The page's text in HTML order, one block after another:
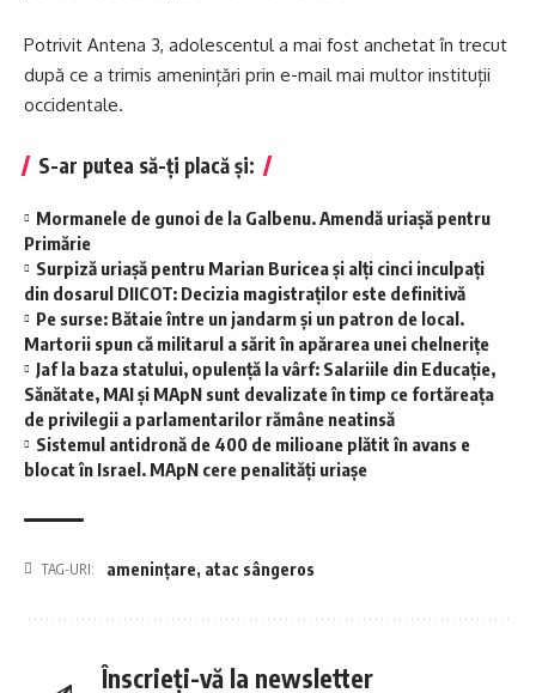
Potrivit Antena 3, adolescentul a mai fost anchetat în trecut
după ce a trimis amenințări prin e-mail mai multor instituții
occidentale.
S-ar putea să-ți placă și:
Mormanele de gunoi de la Galbenu. Amendă uriașă pentru
Primărie
Surpiză uriașă pentru Marian Buricea și alți cinci inculpați
din dosarul DIICOT: Decizia magistraților este definitivă
Pe surse: Bătaie între un jandarm și un patron de local.
Martorii spun că militarul a sărit în apărarea unei chelnerițe
Jaf la baza statului, opulență la vârf: Salariile din Educație,
Sănătate, MAI și MApN sunt devalizate în timp ce fortăreața
de privilegii a parlamentarilor rămâne neatinsă
Sistemul antidronă de 400 de milioane plătit în avans e
blocat în Israel. MApN cere penalități uriașe
TAG-URI: amenințare, atac sângeros
Înscrieți-vă la newsletter